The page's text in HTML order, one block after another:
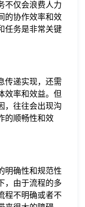
不仅会浪费人力
的协作效率和效
任务是非常关键
传递实现，还需
效率和效益。但
，往往会出现沟
的顺畅性和效
明确性和规范性
，由于流程的多
程不明确或者不